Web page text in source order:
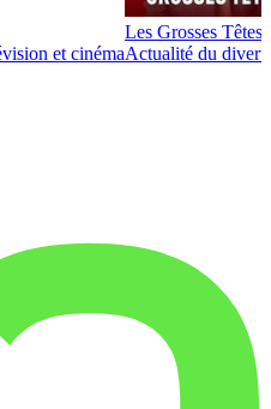
et cinéma
Les Grosses Têtes
Actualité du